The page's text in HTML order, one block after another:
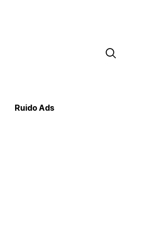
Ruido Ads